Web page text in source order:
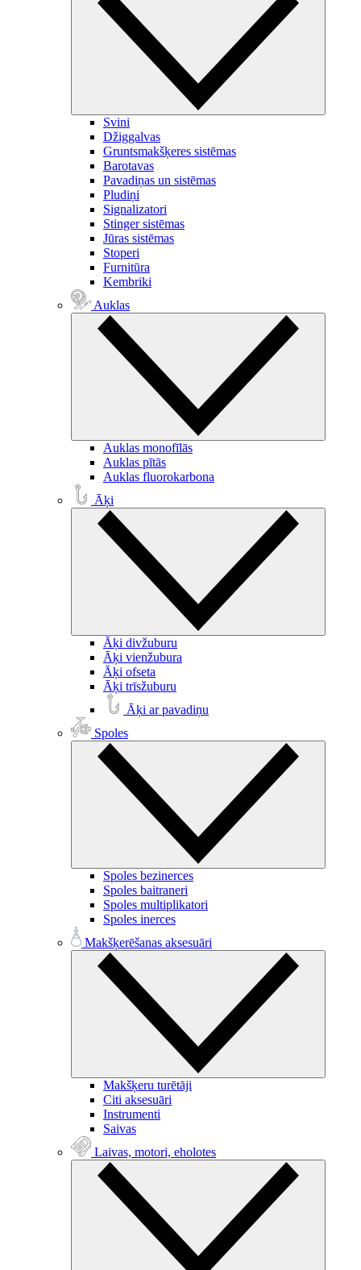
Svini
Džiggalvas
Gruntsmakšķeres sistēmas
Barotavas
Pavadiņas un sistēmas
Pludiņi
Signalizatori
Stinger sistēmas
Jūras sistēmas
Stoperi
Furnitūra
Kembriki
Auklas
Auklas monofīlās
Auklas pītās
Auklas fluorokarbona
Āķi
Āķi divžuburu
Āķi vienžubura
Āķi ofseta
Āķi trīsžuburu
Āķi ar pavadiņu
Spoles
Spoles bezinerces
Spoles baitraneri
Spoles multiplikatori
Spoles inerces
Makšķerēšanas aksesuāri
Makšķeru turētāji
Citi aksesuāri
Instrumenti
Saivas
Laivas, motori, eholotes